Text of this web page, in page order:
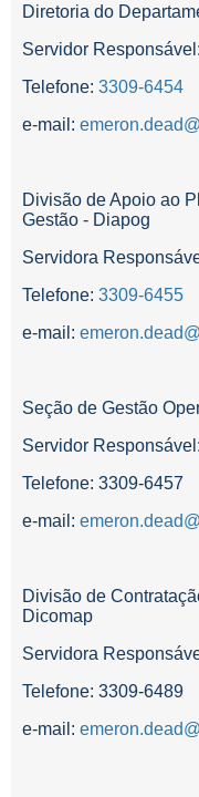
Diretoria do
Servidor
Telefone: 3309-6454
e-mail:
Divisão de Apoio ao
Gestão - Diapog
Servidora
Telefone: 3309-6455
e-mail:
Seção de Gestão
Servidor
Telefone: 3309-6457
e-mail:
Divisão de
Dicomap
Servidora
Telefone: 3309-6489
e-mail: